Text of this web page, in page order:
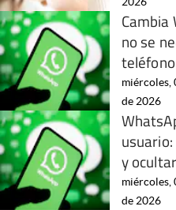
Cambia
no se
miércoles,
de 2026
y
miércoles,
de 2026